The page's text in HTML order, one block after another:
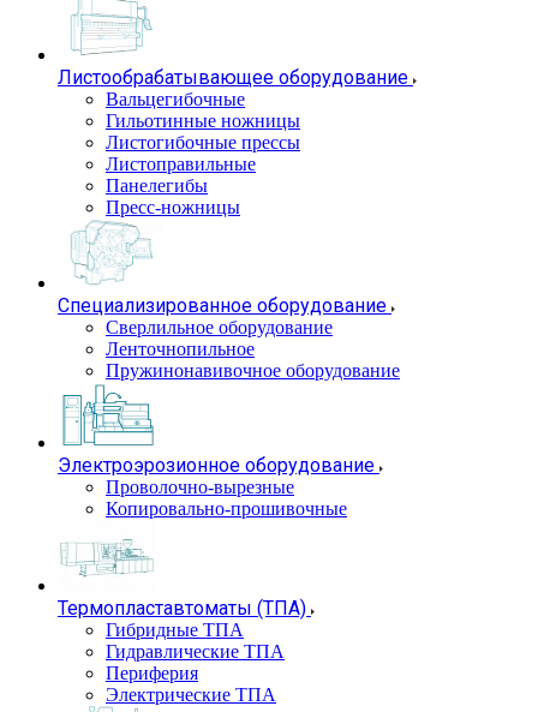
Листообрабатывающее оборудование
Вальцегибочные
Гильотинные ножницы
Листогибочные прессы
Листоправильные
Панелегибы
Пресс-ножницы
Специализированное оборудование
Сверлильное оборудование
Ленточнопильное
Пружинонавивочное оборудование
Электроэрозионное оборудование
Проволочно-вырезные
Копировально-прошивочные
Термопластавтоматы (ТПА)
Гибридные ТПА
Гидравлические ТПА
Периферия
Электрические ТПА